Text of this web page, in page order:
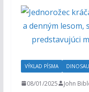
VÝKLAD PÍSMA
08/01/2025 John